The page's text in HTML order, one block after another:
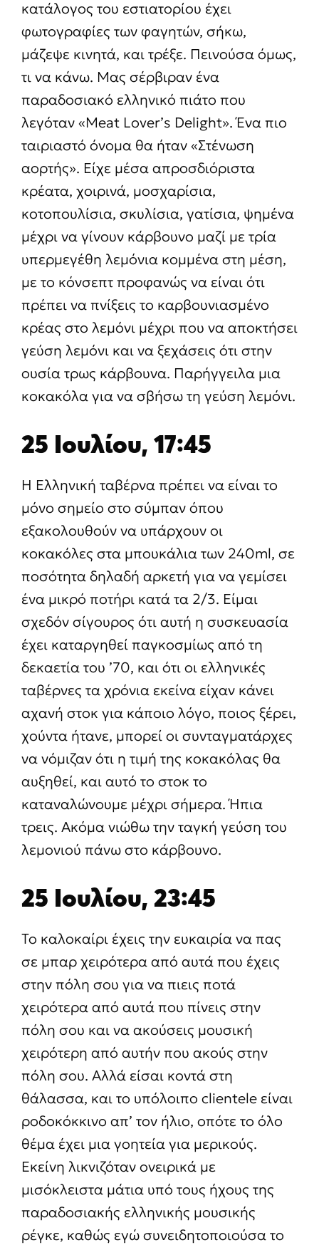
κατάλογος του εστιατορίου έχει
φωτογραφίες των φαγητών, σήκω,
μάζεψε κινητά, και τρέξε. Πεινούσα όμως,
τι να κάνω. Μας σέρβιραν ένα
παραδοσιακό ελληνικό πιάτο που
λεγόταν «Meat Lover’s Delight». Ένα πιο
ταιριαστό όνομα θα ήταν «Στένωση
αορτής». Είχε μέσα απροσδιόριστα
κρέατα, χοιρινά, μοσχαρίσια,
κοτοπουλίσια, σκυλίσια, γατίσια, ψημένα
μέχρι να γίνουν κάρβουνο μαζί με τρία
υπερμεγέθη λεμόνια κομμένα στη μέση,
με το κόνσεπτ προφανώς να είναι ότι
πρέπει να πνίξεις το καρβουνιασμένο
κρέας στο λεμόνι μέχρι που να αποκτήσει
γεύση λεμόνι και να ξεχάσεις ότι στην
ουσία τρως κάρβουνα. Παρήγγειλα μια
κοκακόλα για να σβήσω τη γεύση λεμόνι.
25 Ιουλίου, 17:45
Η Ελληνική ταβέρνα πρέπει να είναι το
μόνο σημείο στο σύμπαν όπου
εξακολουθούν να υπάρχουν οι
κοκακόλες στα μπουκάλια των 240ml, σε
ποσότητα δηλαδή αρκετή για να γεμίσει
ένα μικρό ποτήρι κατά τα 2/3. Είμαι
σχεδόν σίγουρος ότι αυτή η συσκευασία
έχει καταργηθεί παγκοσμίως από τη
δεκαετία του ’70, και ότι οι ελληνικές
ταβέρνες τα χρόνια εκείνα είχαν κάνει
αχανή στοκ για κάποιο λόγο, ποιος ξέρει,
χούντα ήτανε, μπορεί οι συνταγματάρχες
να νόμιζαν ότι η τιμή της κοκακόλας θα
αυξηθεί, και αυτό το στοκ το
καταναλώνουμε μέχρι σήμερα. Ήπια
τρεις. Ακόμα νιώθω την ταγκή γεύση του
λεμονιού πάνω στο κάρβουνο.
25 Ιουλίου, 23:45
Το καλοκαίρι έχεις την ευκαιρία να πας
σε μπαρ χειρότερα από αυτά που έχεις
στην πόλη σου για να πιεις ποτά
χειρότερα από αυτά που πίνεις στην
πόλη σου και να ακούσεις μουσική
χειρότερη από αυτήν που ακούς στην
πόλη σου. Αλλά είσαι κοντά στη
θάλασσα, και το υπόλοιπο clientele είναι
ροδοκόκκινο απ’ τον ήλιο, οπότε το όλο
θέμα έχει μια γοητεία για μερικούς.
Εκείνη λικνιζόταν ονειρικά με
μισόκλειστα μάτια υπό τους ήχους της
παραδοσιακής ελληνικής μουσικής
ρέγκε, καθώς εγώ συνειδητοποιούσα το